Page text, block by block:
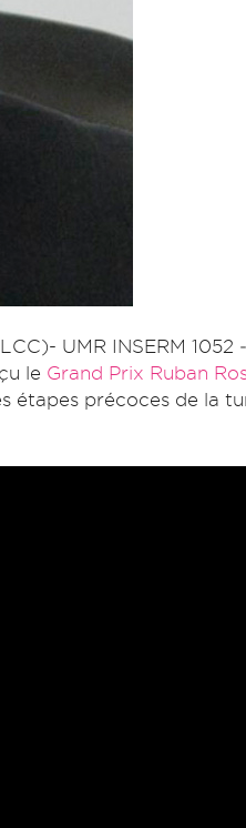
UMR INSERM 1052
le Grand Prix Ruban
étapes précoces de la